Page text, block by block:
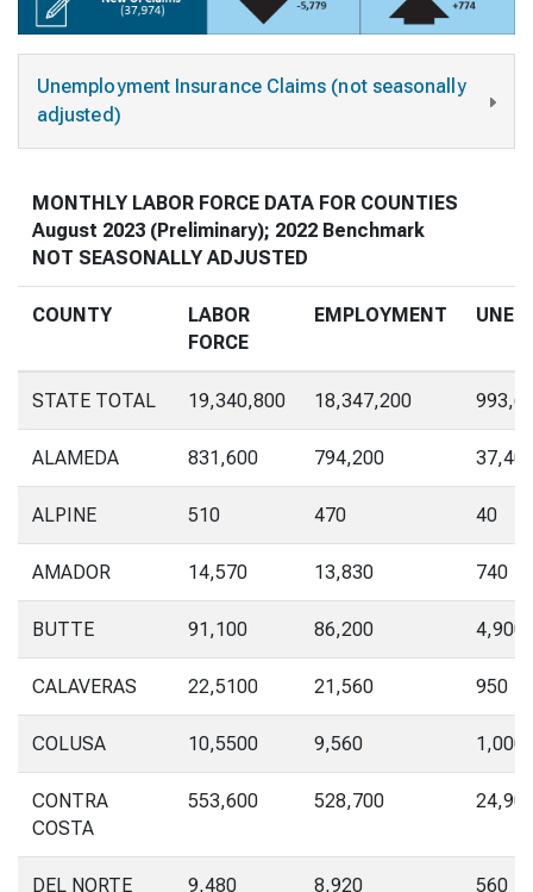
Unemployment Insurance Claims (not seasonally
adjusted)
MONTHLY LABOR FORCE DATA FOR COUNTIES
August 2023 (Preliminary); 2022 Benchmark
NOT SEASONALLY ADJUSTED
COUNTY
LABOR
FORCE
EMPLOYMENT
STATE TOTAL 19,340,800 18,347,200
ALAMEDA 831,600 794,200
ALPINE 510 470 40
AMADOR 14,570 13,830 740
BUTTE 91,100 86,200 4,900
CALAVERAS 22,5100 21,560 950
COLUSA 10,5500 9,560 1,000
CONTRA
COSTA
553,600 528,700
DEL NORTE 9,480 8,920 560